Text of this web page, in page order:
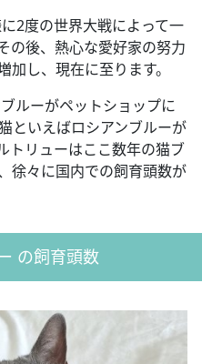
2度の世界大戦によって一
の後、熱心な愛好家の努力
し、現在に至ります。
ルーがペットショップに
といえばロシアンブルーが
トリューはここ数年の猫ブ
徐々に国内での飼育頭数が
の飼育頭数